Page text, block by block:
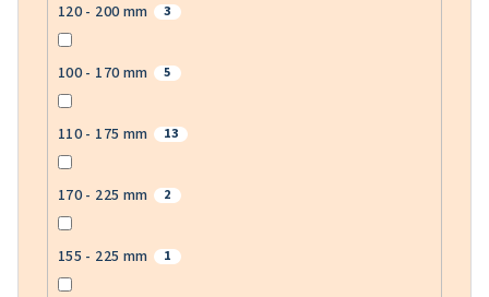
120 - 200 mm 3
100 - 170 mm 5
110 - 175 mm 13
170 - 225 mm 2
155 - 225 mm 1